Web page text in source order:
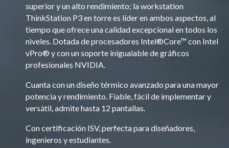
superior y un alto rendimiento; la workstation
ThinkStation P3 en torre es líder en ambos aspectos, al
tiempo que ofrece una calidad excepcional en todos los
niveles. Dotada de procesadores Intel®Core™ con Intel
vPro® y con un soporte inigualable de gráficos
profesionales NVIDIA.
Cuanta con un diseño térmico avanzado para una mayor
potencia y rendimiento. Fiable, fácil de implementar y
versátil, admite hasta 12 pantallas.
Con certificación ISV, perfecta para diseñadores,
ingenieros y estudiantes.